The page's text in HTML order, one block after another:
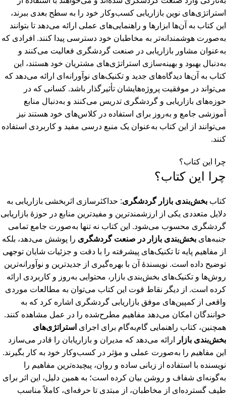
استراتژی‌های نوین بازاریابی کسب‌وکار خود را به سطح بعدی ببرند،
این کتاب به آن‌ها ابزارها و راهنمایی‌های عملی ارائه می‌دهد تا بتوانند
به‌صورت هوشمندانه‌تر به مخاطبان خود دسترسی پیدا کنند. افرادی که
به‌عنوان مشاور بازاریابی در صنعت گردشگری فعالیت می‌کنند و
به‌دنبال بهبود و بهینه‌سازی استراتژی‌های مشتریان خود هستند، این
کتاب به آن‌ها دیدگاه‌های جدید و تکنیک‌های نوآورانه‌ای ارائه می‌دهد که
می‌تواند در موفقیت پروژه‌هایشان تأثیرگذار باشد. کسانی که در
حوزه‌های بازاریابی و گردشگری تدریس می‌کنند و به‌دنبال منابع
آموزشی جامع و به‌روز برای استفاده در کلاس‌های خود هستند نیز
می‌توانند از این کتاب به‌عنوان یک منبع درسی مفید و کاربردی استفاده
کنند.
چرا این کتاب؟
چرا این کتاب؟
کتاب بخش‌بندی بازار گردشگری: حداکثرسازی اثربخشی بازاریابی به
دلایل متعددی یکی از ارزشمندترین و مفیدترین منابع در حوزۀ بازاریابی
گردشگری محسوب می‌شود. این کتاب نه ‌تنها به‌صورت جامع تمامی
جنبه‌های بخش‌بندی بازار در صنعت گردشگری را پوشش می‌دهد، بلکه
از مفاهیم پایه تا تکنیک‌های پیشرفته را با دقت و جزئیات شایان توجهی
توضیح داده است. نویسندۀ آن با بهره‌گیری از جدیدترین و نوآورانه‌ترین
روش‌ها و تکنیک‌های بخش‌بندی بازار، محتوایی به‌روز و کاربردی ارائه
کرده است. از دیگر نقاط قوت این کتاب می‌توان به مطالعات موردی
واقعی از کمپین‌های موفق بازاریابی گردشگری اشاره کرد که به
خوانندگان امکان می‌دهد مفاهیم مطرح‌شده را در عمل مشاهده کنند.
همچنین، کتاب راهنمایی گام‌به‌گام برای اجرای استراتژی‌های
بخش‌بندی بازار
ارائه می‌دهد که مدیران و بازاریابان را قادر می‌سازد
این مفاهیم را به‌صورت عملی و مؤثر در کسب‌وکار خود به کار بگیرند.
نویسنده با استفاده از زبانی ساده و روان، پیچیده‌ترین مفاهیم را
به‌گونه‌ای شفاف و روشن بیان کرده است؛ به همین دلیل، این اثر برای
طیف گسترده‌ای از مخاطبان، از مبتدی تا حرفه‌ای، کاملاً مناسب